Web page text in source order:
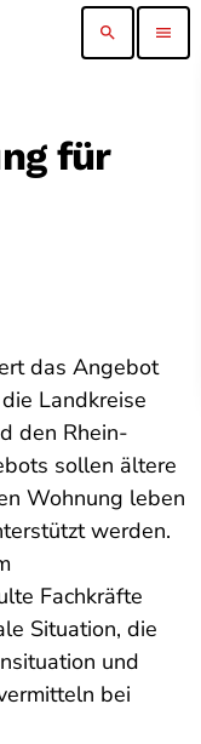
search menu
für
das Angebot
Landkreise
den Rhein-
sollen ältere
Wohnung leben
werden.
Fachkräfte
Situation, die
und
bei